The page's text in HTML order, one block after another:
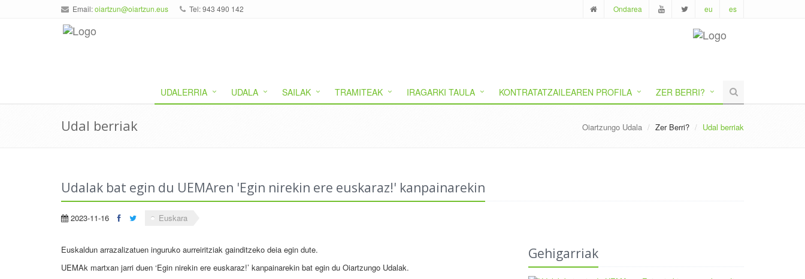
Email:oiartzun@oiartzun.eus Tel: 943 490 142 Ondarea eu es
UDALERRIA UDALA SAILAK TRAMITEAK IRAGARKI TAULA KONTRATATZAILEAREN PROFILA ZER BERRI?
Udal berriak Oiartzungo Udala Zer Berri? Udal berriak
Udalak bat egin du UEMAren 'Egin nirekin ere euskaraz!' kanpainarekin
2023-11-16 Euskara
Euskaldun arrazalizatuen inguruko aurreiritziak gainditzeko deia egin dute.
UEMAk martxan jarri duen ‘Egin nirekin ere euskaraz!’ kanpainarekin bat egin du Oiartzungo Udalak.
Gehigarriak